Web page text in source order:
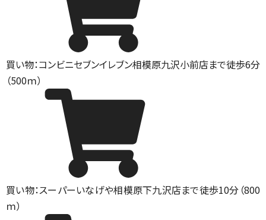
買い物：コンビニセブンイレブン相模原九沢小前店まで徒歩6分
（500ｍ）
買い物：スーパーいなげや相模原下九沢店まで徒歩10分（800
ｍ）